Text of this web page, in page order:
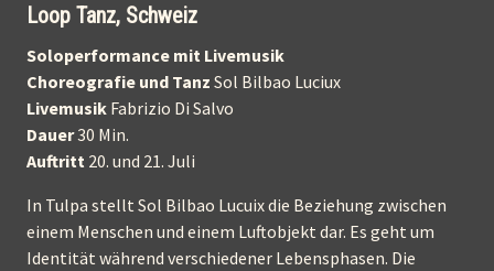
Loop Tanz, Schweiz
Soloperformance mit Livemusik
Choreografie und Tanz Sol Bilbao Luciux
Livemusik Fabrizio Di Salvo
Dauer30 Min.
Auftritt 20. und 21. Juli
In Tulpa stellt Sol Bilbao Lucuix die Beziehung zwischen
einem Menschen und einem Luftobjekt dar. Es geht um
Identität während verschiedener Lebensphasen. Die